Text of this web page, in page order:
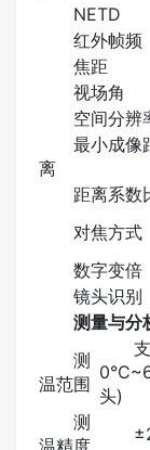
NETD
红外帧频
焦距
视场角
空间分辨
最小成像
离
距离系数
对焦方式
数字变倍
镜头识别
测量与分
测
温范围
头)
测
温精度